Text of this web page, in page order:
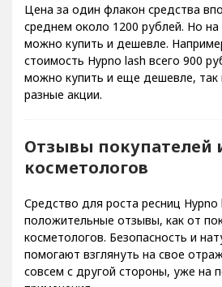
Цена за один флакон средства
среднем около 1200 рублей. Но на
можно купить и дешевле.
стоимость Hypno lash всего 900
можно купить и еще дешевле, так
разные акции.
Отзывы покупателей
косметологов
Средство для роста ресниц Hypno
положительные отзывы, как от
косметологов. Безопасность и
помогают взглянуть на свое
совсем с другой стороны, уже на